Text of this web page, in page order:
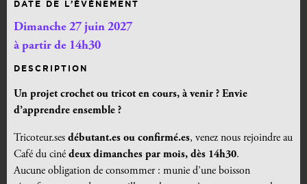
DATE DE L’ÉVÉNEMENT
Dimanche 27 juin 2027
à partir de 14h30
DESCRIPTION
Un projet crochet ou tricot en cours, à venir ? Envie
d’apprendre ensemble ?
Tricoteur.ses débutant.es ou confirmé.es, venez nous rejoindre au
Café du ciné deux dimanches par mois, dès 14h30.
Aucune obligation de consommer : munie d’une boisson